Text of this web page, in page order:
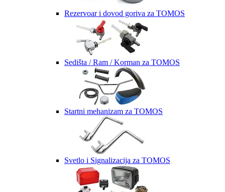
Rezervoar i dovod goriva za TOMOS
Sedišta / Ram / Korman za TOMOS
Startni mehanizam za TOMOS
Svetlo i Signalizacija za TOMOS